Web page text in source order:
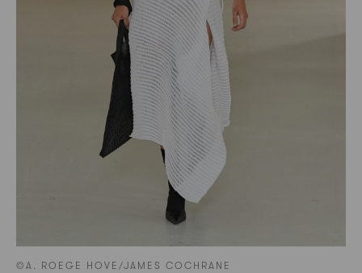
©A. ROEGE HOVE/JAMES COCHRANE